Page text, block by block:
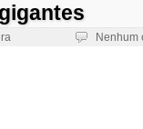
Nenhum